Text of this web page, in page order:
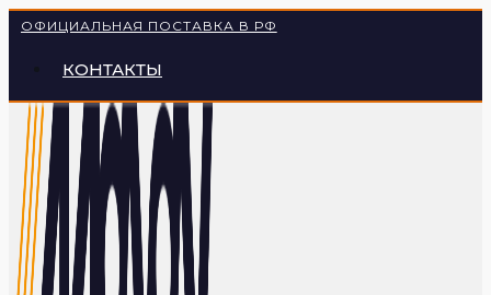
Перейти
содержимому
ОФИЦИАЛЬНАЯ ПОСТАВКА В РФ
КОНТАКТЫ